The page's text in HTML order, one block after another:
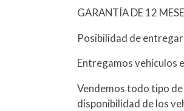
GARANTÍA DE 12
Posibilidad de
Entregamos vehículos
Vendemos todo tipo
disponibilidad de los